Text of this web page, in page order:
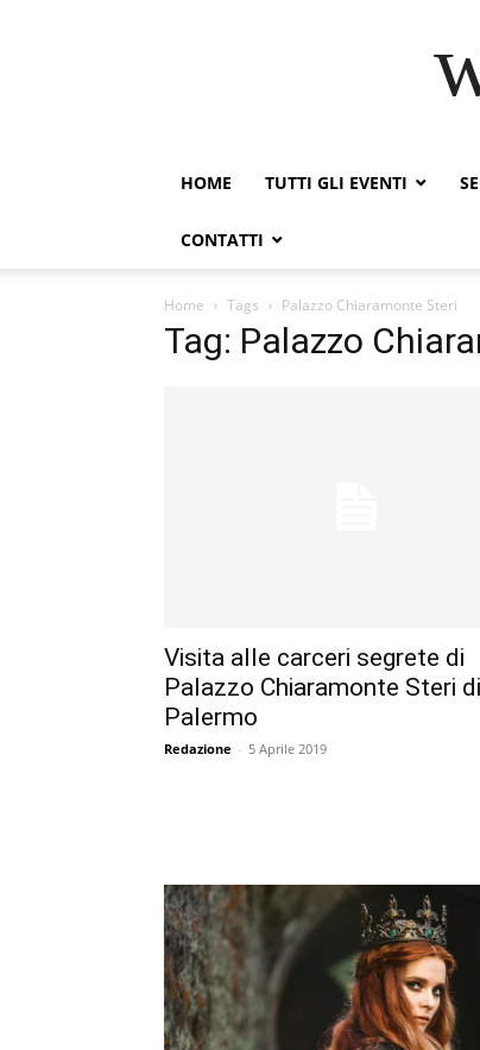
HOME TUTTI GLI EVENTI
CONTATTI
Home Tags Palazzo Chiaramonte Steri
Tag: Palazzo
Visita alle carceri segrete di
Palazzo Chiaramonte Steri di
Palermo
Redazione - 5 Aprile 2019